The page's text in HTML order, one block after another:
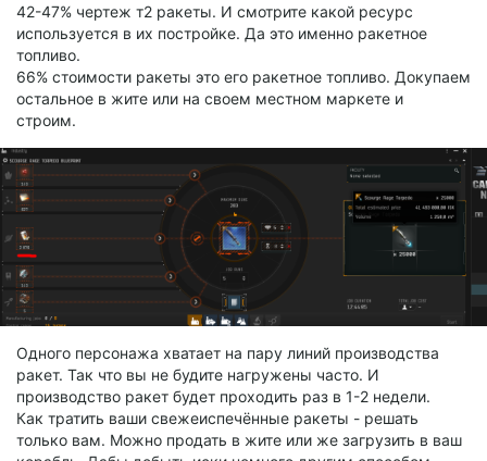
42-47% чертеж т2 ракеты. И смотрите какой ресурс
используется в их постройке. Да это именно ракетное
топливо.
66% стоимости ракеты это его ракетное топливо. Докупаем
остальное в жите или на своем местном маркете и
строим.
Одного персонажа хватает на пару линий производства
ракет. Так что вы не будите нагружены часто. И
производство ракет будет проходить раз в 1-2 недели.
Как тратить ваши свежеиспечённые ракеты - решать
только вам. Можно продать в жите или же загрузить в ваш